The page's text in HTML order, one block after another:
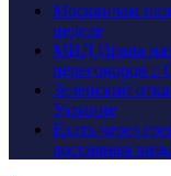
Москвичам
неделе
МИД Ирана
переговоров
Зеленский
Украине
Ехать через
россиянам